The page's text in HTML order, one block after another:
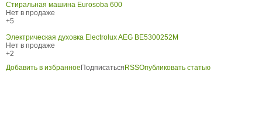
Стиральная машина Eurosoba 600
Нет в продаже
+5
Электрическая духовка Electrolux AEG BE5300252M
Нет в продаже
+2
Добавить в избранное Подписаться RSSОпубликовать статью